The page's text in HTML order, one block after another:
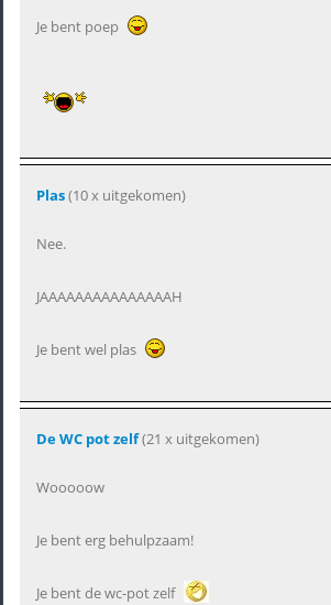
Je bent poep
Plas(10 x uitgekomen)
Nee.
JAAAAAAAAAAAAAAAH
Je bent wel plas
De WC pot zelf(21 x uitgekomen)
Wooooow
Je bent erg behulpzaam!
Je bent de wc-pot zelf